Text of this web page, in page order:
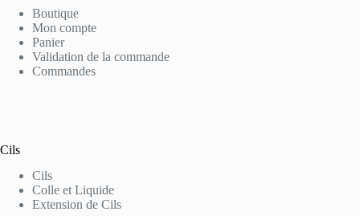
Boutique
Mon compte
Panier
Validation de la commande
Commandes
Cils
Cils
Colle et Liquide
Extension de Cils